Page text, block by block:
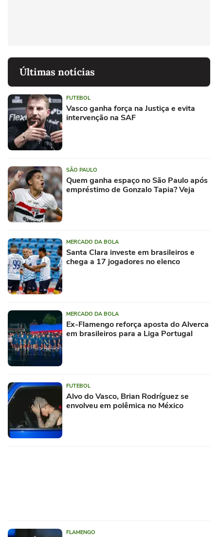
Últimas notícias
FUTEBOL
Vasco ganha força na Justiça e evita
intervenção na SAF
SÃO PAULO
Quem ganha espaço no São Paulo após
empréstimo de Gonzalo Tapia? Veja
MERCADO DA BOLA
Santa Clara investe em brasileiros e
chega a 17 jogadores no elenco
MERCADO DA BOLA
Ex-Flamengo reforça aposta do Alverca
em brasileiros para a Liga Portugal
FUTEBOL
Alvo do Vasco, Brian Rodríguez se
envolveu em polêmica no México
FLAMENGO